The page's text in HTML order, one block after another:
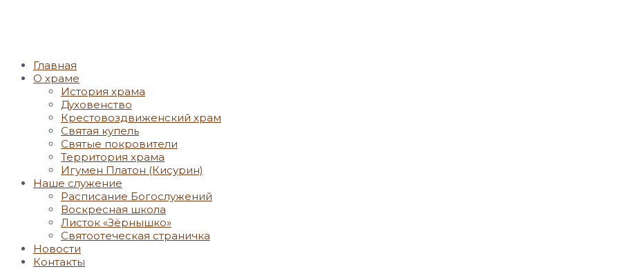
Главная
О храме
История храма
Духовенство
Крестовоздвиженский храм
Святая купель
Святые покровители
Территория храма
Игумен Платон (Кисурин)
Наше служение
Расписание Богослужений
Воскресная школа
Листок «Зёрнышко»
Святоотеческая страничка
Новости
Контакты